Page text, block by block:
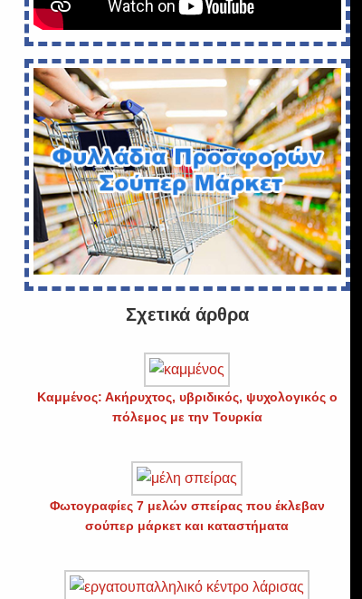
Σχετικά άρθρα
Καμμένος: Ακήρυχτος, υβριδικός, ψυχολογικός ο
πόλεμος με την Τουρκία
Φωτογραφίες 7 μελών σπείρας που έκλεβαν
σούπερ μάρκετ και καταστήματα